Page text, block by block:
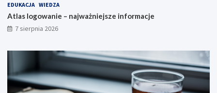
EDUKACJA WIEDZA
Atlas logowanie – najważniejsze informacje
7 sierpnia 2026